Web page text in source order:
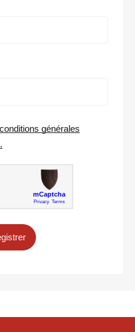
générales